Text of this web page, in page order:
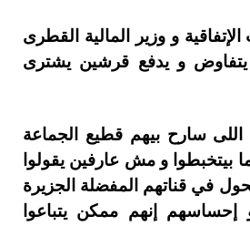
و وزير المالية القطرى
و يدفع قرشين يشترى
سارح بيهم قطيع الجماعة
بيتخبطوا و مش عارفين يقولوا
في قناتهم المفضلة الجزيرة
إحساسهم إنهم ممكن يتباعوا